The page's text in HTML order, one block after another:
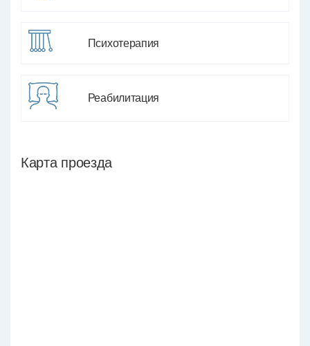
Психотерапия
Реабилитация
Карта проезда